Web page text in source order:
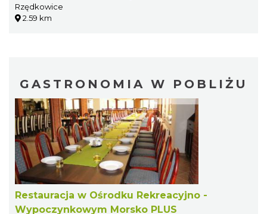
Rzędkowice
2.59 km
GASTRONOMIA W POBLIŻU
Restauracja w Ośrodku Rekreacyjno -
Wypoczynkowym Morsko PLUS